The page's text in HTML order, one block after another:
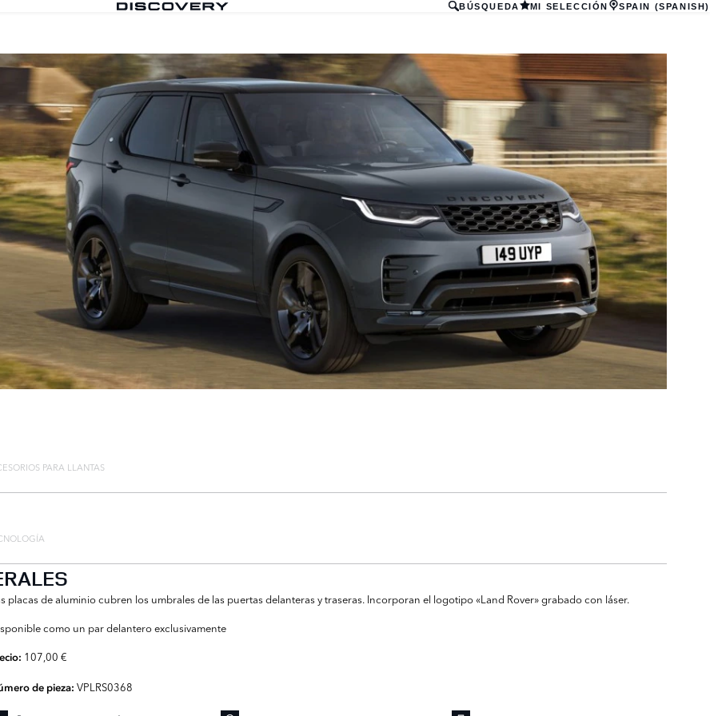
BÚSQUEDA MI SELECCIÓN SPAIN (SPANISH)
PARA LLANTAS
placas de aluminio cubren los umbrales de las puertas delanteras y traseras. Incorporan el logotipo «Land Rover» grabado con láser.
como un par delantero exclusivamente
107,00 €
de pieza:VPLRS0368